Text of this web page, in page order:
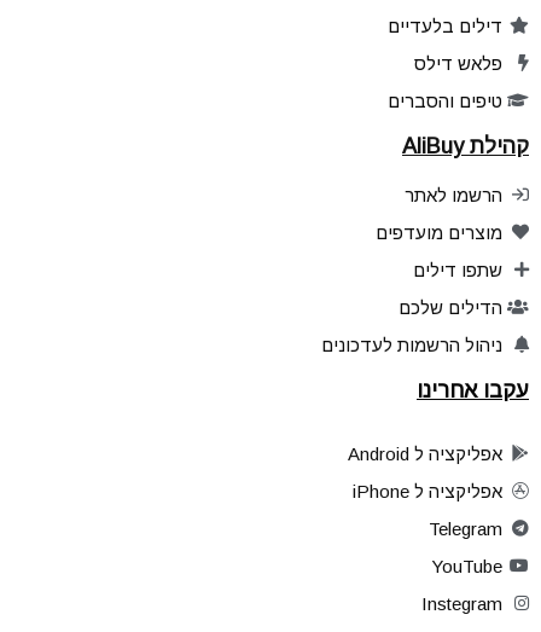
דילים בלעדיים
פלאש דילס
טיפים והסברים
קהילת AliBuy
הרשמו לאתר
מוצרים מועדפים
שתפו דילים
הדילים שלכם
ניהול הרשמות לעדכונים
עקבו אחרינו
אפליקציה ל Android
אפליקציה ל iPhone
Telegram
YouTube
Instegram